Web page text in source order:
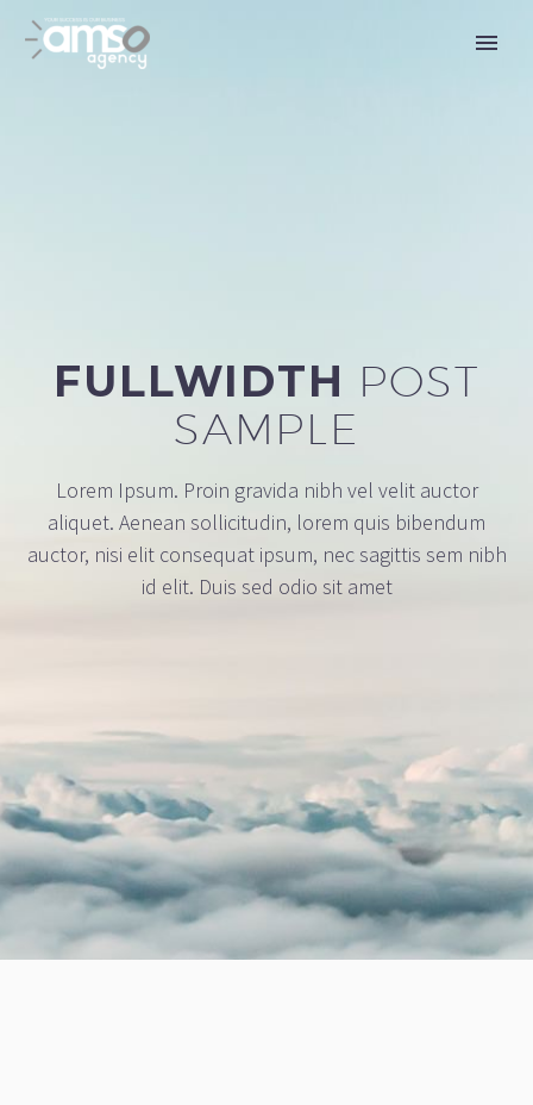
FULLWIDTH POST
SAMPLE
Lorem Ipsum. Proin gravida nibh vel velit auctor
aliquet. Aenean sollicitudin, lorem quis bibendum
auctor, nisi elit consequat ipsum, nec sagittis sem nibh
id elit. Duis sed odio sit amet